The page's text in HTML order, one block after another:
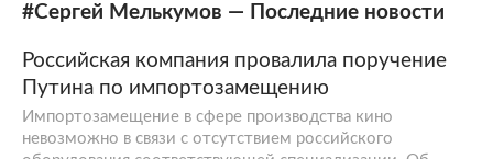
#Сергей Мелькумов — Последние новости
Российская компания провалила поручение
Путина по импортозамещению
Импортозамещение в сфере производства кино
невозможно в связи с отсутствием российского